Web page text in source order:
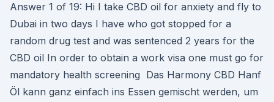
Answer 1 of 19: Hi I take CBD oil for anxiety and fly to
Dubai in two days I have who got stopped for a
random drug test and was sentenced 2 years for the
CBD oil In order to obtain a work visa one must go for
mandatory health screening Das Harmony CBD Hanf
Öl kann ganz einfach ins Essen gemischt werden, um